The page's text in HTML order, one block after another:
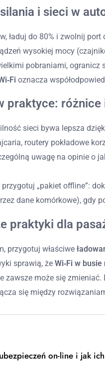
i sieci w
ładuj do 80% i zwolnij
wysokiej mocy
pobraniami,
oznacza
praktyce: różnice
sieci bywa lepsza
routery pokładowe
uwagę na opinie o
„pakiet offline”:
dane komórkowe), gdy
praktyki dla
przygotuj właściwe
sprawią, że Wi‑Fi w
zawsze może się
się między
on-line i jak